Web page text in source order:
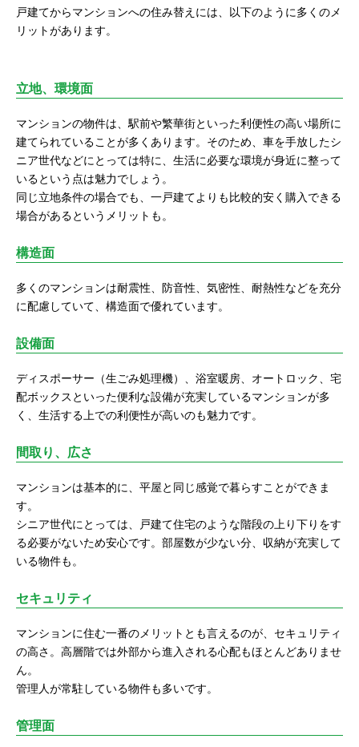
戸建てからマンションへの住み替えには、以下のように多くのメ
リットがあります。
立地、環境面
マンションの物件は、駅前や繁華街といった利便性の高い場所に
建てられていることが多くあります。そのため、車を手放したシ
ニア世代などにとっては特に、生活に必要な環境が身近に整って
いるという点は魅力でしょう。
同じ立地条件の場合でも、一戸建てよりも比較的安く購入できる
場合があるというメリットも。
構造面
多くのマンションは耐震性、防音性、気密性、耐熱性などを充分
に配慮していて、構造面で優れています。
設備面
ディスポーサー（生ごみ処理機）、浴室暖房、オートロック、宅
配ボックスといった便利な設備が充実しているマンションが多
く、生活する上での利便性が高いのも魅力です。
間取り、広さ
マンションは基本的に、平屋と同じ感覚で暮らすことができま
す。
シニア世代にとっては、戸建て住宅のような階段の上り下りをす
る必要がないため安心です。部屋数が少ない分、収納が充実して
いる物件も。
セキュリティ
マンションに住む一番のメリットとも言えるのが、セキュリティ
の高さ。高層階では外部から進入される心配もほとんどありませ
ん。
管理人が常駐している物件も多いです。
管理面